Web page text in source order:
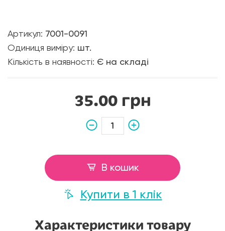
Артикул: 7001-0091
Одиниця виміру: шт.
Кількість в наявності: Є на складі
35.00 грн
В кошик
Купити в 1 клік
Характеристики товару